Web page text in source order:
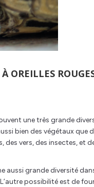
OREILLES
une très grande
bien des végétaux que
des vers, des insectes, et
aussi grande diversité
possibilité est de